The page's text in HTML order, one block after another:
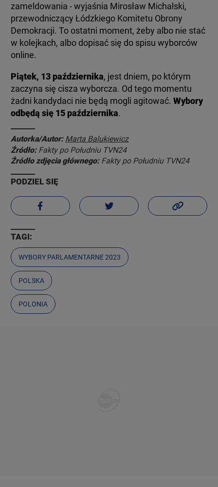
zameldowania - wyjaśnia Mirosław Michalski,
przewodniczący Łódzkiego Komitetu Obrony
Demokracji. To ostatni moment, żeby albo nie stać
w kolejkach, albo dopisać się do spisu wyborców
online.
Piątek, 13 października, jest dniem, po którym
zaczyna się cisza wyborcza. Od tego momentu
żadni kandydaci nie będą mogli agitować.Wybory
odbędą się 15 października.
Autorka/Autor: Marta Balukiewicz
Źródło: Fakty po Południu TVN24
Źródło zdjęcia głównego: Fakty po Południu TVN24
PODZIEL SIĘ
TAGI:
WYBORY PARLAMENTARNE 2023
POLSKA
POLONIA